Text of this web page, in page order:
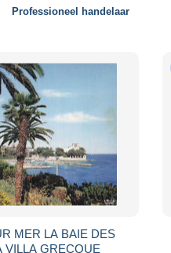
Professioneel handelaar
MER LA BAIE DES
VILLA GRECQUE